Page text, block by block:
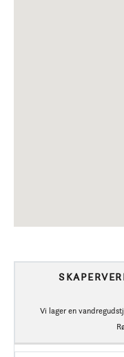
Vi lager en